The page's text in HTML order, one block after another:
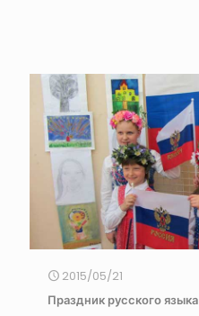
2015/05/21
Праздник русского языка